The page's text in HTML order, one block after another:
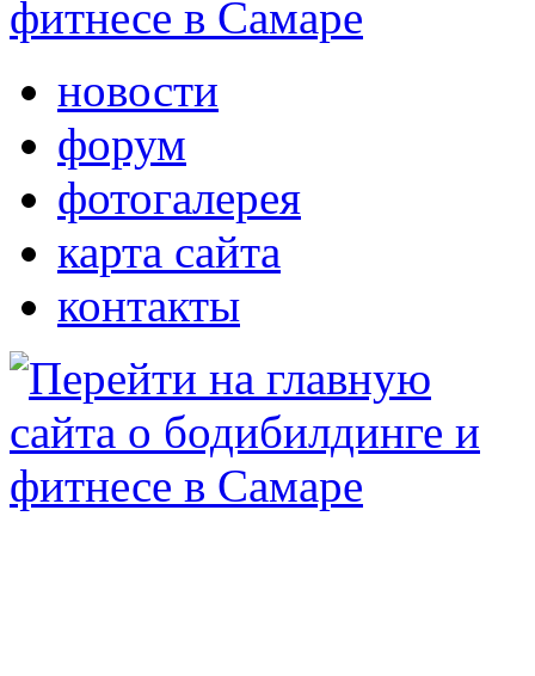
новости
форум
фотогалерея
карта сайта
контакты